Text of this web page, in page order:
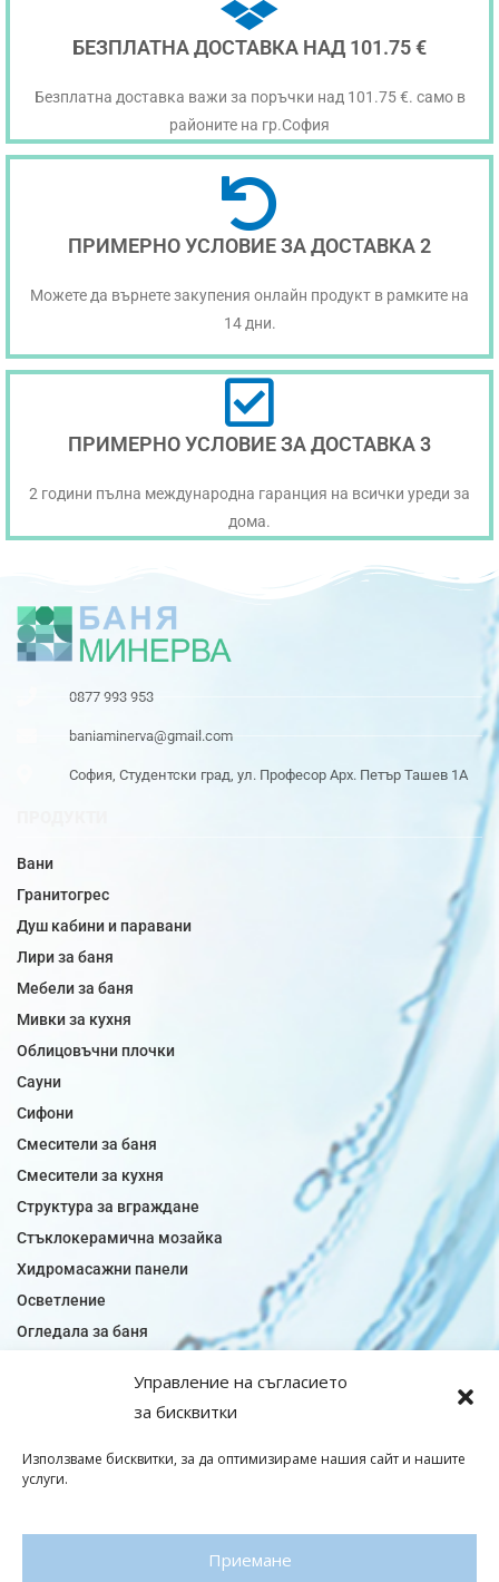
Управление на съгласието
за бисквитки
Използваме бисквитки, за да оптимизираме нашия сайт и нашите
услуги.
Приемане
БЕЗПЛАТНА ДОСТАВКА НАД 101.75 €
Безплатна доставка важи за поръчки над 101.75 €. само в
районите на гр.София
ПРИМЕРНО УСЛОВИЕ ЗА ДОСТАВКА 2
Можете да върнете закупения онлайн продукт в рамките на
14 дни.
ПРИМЕРНО УСЛОВИЕ ЗА ДОСТАВКА 3
2 години пълна международна гаранция на всички уреди за
дома.
0877 993 953
baniaminerva@gmail.com
София, Студентски град, ул. Професор Арх. Петър Ташев 1А
Вани
Гранитогрес
Душ кабини и паравани
Лири за баня
Мебели за баня
Мивки за кухня
Облицовъчни плочки
Сауни
Сифони
Смесители за баня
Смесители за кухня
Структура за вграждане
Стъклокерамична мозайка
Хидромасажни панели
Осветление
Огледала за баня
Плочки за кухня
Подови лентова сифони
Подови плочки